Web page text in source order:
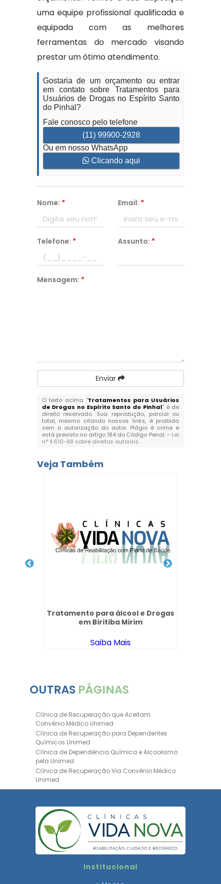
uma equipe profissional qualificada e
equipada com as melhores
ferramentas do mercado visando
prestar um ótimo atendimento.
Gostaria de um orçamento ou entrar
em contato sobre Tratamentos para
Usuários de Drogas no Espírito Santo
do Pinhal?
Fale conosco pelo telefone
(11) 99900-2928
Ou em nosso WhatsApp
Clicando aqui
Nome: * Email: *
Telefone: * Assunto: *
Mensagem: *
Enviar
O texto acima "Tratamentos para Usuários
de Drogas no Espírito Santo do Pinhal" é de
direito reservado. Sua reprodução, parcial ou
total, mesmo citando nossos links, é proibida
sem a autorização do autor. Plágio é crime e
está previsto no artigo 184 do Código Penal. – Lei
n° 9.610-98 sobre direitos autorais.
Veja Também
Tratamento para álcool e Drogas
em Biritiba Mirim
Saiba Mais
OUTRAS PÁGINAS
Clínica de Recuperação que Aceitam
Convênio Médico Unimed
Clínica de Recuperação para Dependentes
Químicos Unimed
Clínica de Dependência Química e Alcoolismo
pela Unimed
Clínica de Recuperação Via Convênio Médico
Unimed
Clínica de Recuperação Convênio Bradesco
Bradesco Saúde
Hospital Psiquiátrico para Dependentes
Químicos Unimed
Internação Unimed para Dependentes
Químicos
Bradesco SaúdeInstitucional